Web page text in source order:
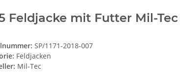
Feldjacke mit Futter Mil-Tec
SP/1171-2018-007
Feldjacken
Mil-Tec